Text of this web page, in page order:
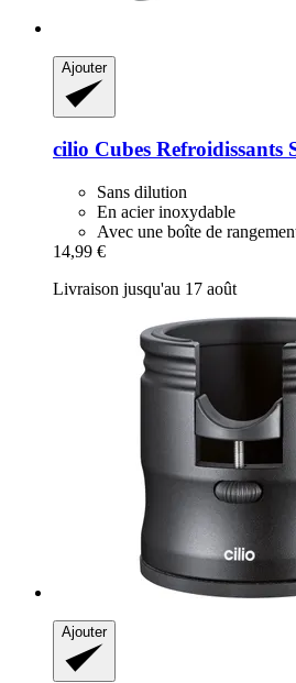
Ajouter
cilio Cubes Refroidissants
Sans dilution
En acier inoxydable
Avec une boîte de
14,99 €
Livraison jusqu'au 17 août
Ajouter